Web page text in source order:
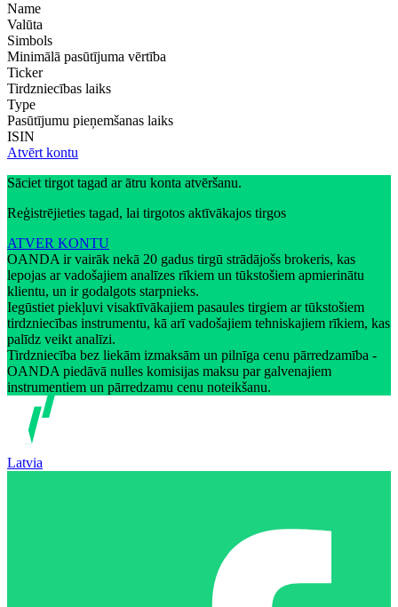
Name
Valūta
Simbols
Minimālā pasūtījuma vērtība
Ticker
Tirdzniecības laiks
Type
Pasūtījumu pieņemšanas laiks
ISIN
Atvērt kontu
Sāciet tirgot tagad ar ātru konta atvēršanu.
Reģistrējieties tagad, lai tirgotos aktīvākajos tirgos
ATVER KONTU
OANDA ir vairāk nekā 20 gadus tirgū strādājošs brokeris, kas
lepojas ar vadošajiem analīzes rīkiem un tūkstošiem apmierinātu
klientu, un ir godalgots starpnieks.
Iegūstiet piekļuvi visaktīvākajiem pasaules tirgiem ar tūkstošiem
tirdzniecības instrumentu, kā arī vadošajiem tehniskajiem rīkiem, kas
palīdz veikt analīzi.
Tirdzniecība bez liekām izmaksām un pilnīga cenu pārredzamība -
OANDA piedāvā nulles komisijas maksu par galvenajiem
instrumentiem un pārredzamu cenu noteikšanu.
Latvia